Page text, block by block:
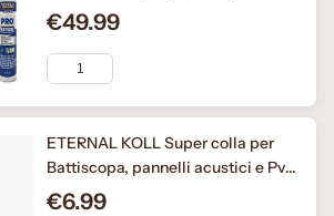
BATTISCOPA e BOISERIE in Legno,
MDF, Polimeri
€49.99
ETERNAL KOLL Super colla per
Battiscopa, pannelli acustici e Pvc
- boccetta 310gr
€6.99